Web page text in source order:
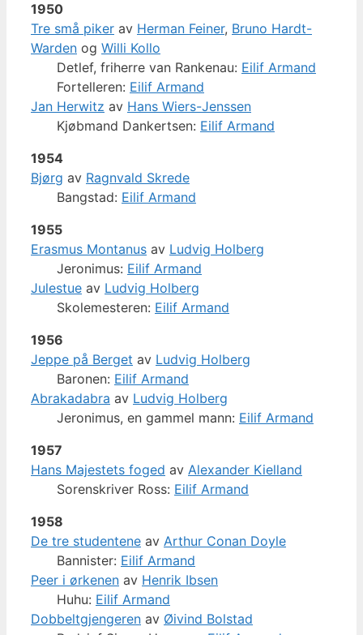
1950
Tre små piker av Herman Feiner, Bruno Hardt-
Warden og Willi Kollo
Detlef, friherre van Rankenau: Eilif Armand
Fortelleren: Eilif Armand
Jan Herwitz av Hans Wiers-Jenssen
Kjøbmand Dankertsen: Eilif Armand
1954
Bjørg av Ragnvald Skrede
Bangstad: Eilif Armand
1955
Erasmus Montanus av Ludvig Holberg
Jeronimus: Eilif Armand
Julestue av Ludvig Holberg
Skolemesteren: Eilif Armand
1956
Jeppe på Berget av Ludvig Holberg
Baronen: Eilif Armand
Abrakadabra av Ludvig Holberg
Jeronimus, en gammel mann: Eilif Armand
1957
Hans Majestets foged av Alexander Kielland
Sorenskriver Ross: Eilif Armand
1958
De tre studentene av Arthur Conan Doyle
Bannister: Eilif Armand
Peer i ørkenen av Henrik Ibsen
Huhu: Eilif Armand
Dobbeltgjengeren av Øivind Bolstad